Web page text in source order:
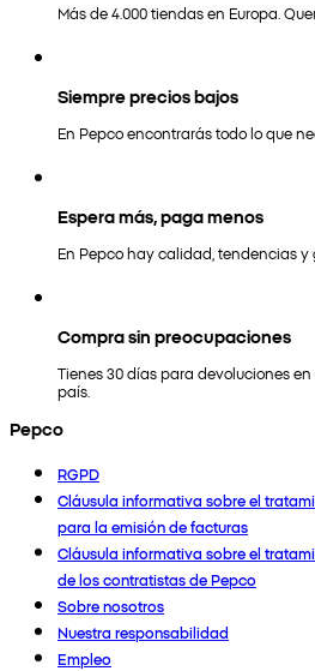
Más de 4.000 tiendas en Europa.
Siempre precios bajos
En Pepco encontrarás todo lo que
Espera más, paga menos
En Pepco hay calidad, tendencias
Compra sin preocupaciones
Tienes 30 días para devoluciones
país.
Pepco
RGPD
Cláusula informativa sobre el
para la emisión de facturas
Cláusula informativa sobre el
de los contratistas de Pepco
Sobre nosotros
Nuestra responsabilidad
Empleo